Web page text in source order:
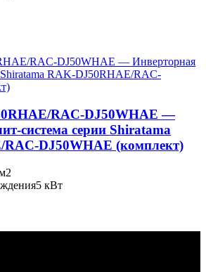
RAC-DJ50WHAE —
система серии Shiratama
DJ50WHAE (комплект)
5 кВт